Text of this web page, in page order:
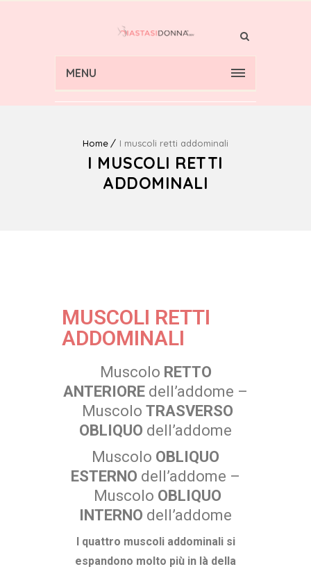
MENU
Home I muscoli retti addominali
I MUSCOLI RETTI
ADDOMINALI
MUSCOLI RETTI
ADDOMINALI
Muscolo RETTO
ANTERIORE dell’addome –
Muscolo TRASVERSO
OBLIQUO dell’addome
Muscolo OBLIQUO
ESTERNO dell’addome –
Muscolo OBLIQUO
INTERNO dell’addome
I quattro muscoli addominali si
espandono molto più in là della